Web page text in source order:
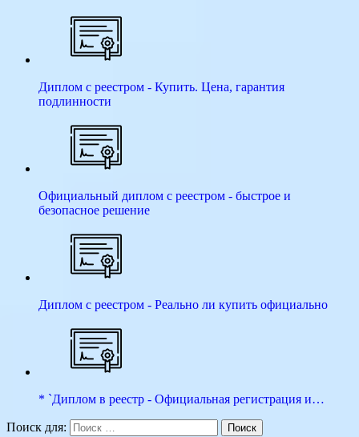
Диплом с реестром - Купить. Цена, гарантия
подлинности
Официальный диплом с реестром - быстрое и
безопасное решение
Диплом с реестром - Реально ли купить официально
* `Диплом в реестр - Официальная регистрация и…
Поиск для: Поиск